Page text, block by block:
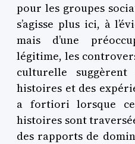
pour les groupes
s’agisse plus ici, à
mais d’une
légitime, les
culturelle
histoires et des
a fortiori lorsque
histoires sont
des rapports de